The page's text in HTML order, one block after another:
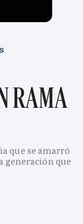
RAMA
que se amarró
generación que